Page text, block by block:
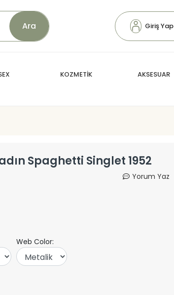
Ara Giriş Yap
KOZMETİK AKSESUAR
Spaghetti Singlet 1952
Yorum Yaz
Web Color: